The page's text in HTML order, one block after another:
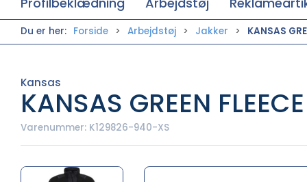
Du er her: Forside Arbejdstøj Jakker KANSAS
Kansas
KANSAS GREEN
Varenummer: K129826-940-XS